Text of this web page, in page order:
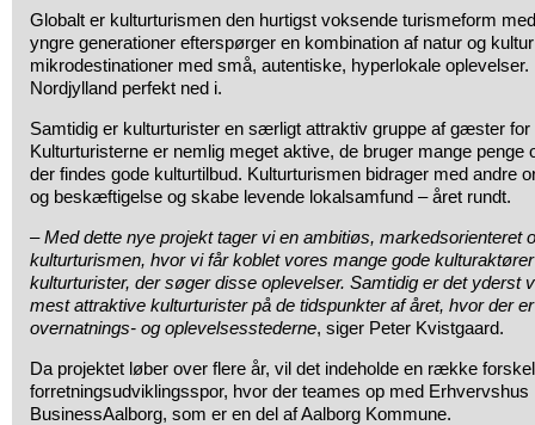
Globalt er kulturturismen den hurtigst voksende turismeform
yngre generationer efterspørger en kombination af natur og
mikrodestinationer med små, autentiske, hyperlokale
Nordjylland perfekt ned i.
Samtidig er kulturturister en særligt attraktiv gruppe af gæster for
Kulturturisterne er nemlig meget aktive, de bruger mange penge
der findes gode kulturtilbud. Kulturturismen bidrager med andre
og beskæftigelse og skabe levende lokalsamfund – året rundt.
– Med dette nye projekt tager vi en ambitiøs, markedsorienteret
kulturturismen, hvor vi får koblet vores mange gode
kulturturister, der søger disse oplevelser. Samtidig er det yderst
mest attraktive kulturturister på de tidspunkter af året, hvor der
overnatnings- og oplevelsesstederne, siger Peter Kvistgaard.
Da projektet løber over flere år, vil det indeholde en række
forretningsudviklingsspor, hvor der teames op med Erhvervshus
BusinessAalborg, som er en del af Aalborg Kommune.